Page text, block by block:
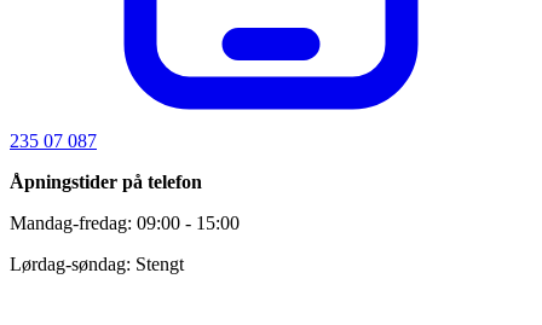
235 07 087
Åpningstider på telefon
Mandag-fredag: 09:00 - 15:00
Lørdag-søndag: Stengt